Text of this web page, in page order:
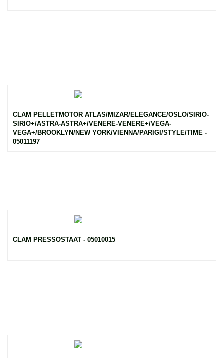
CLAM PELLETMOTOR ATLAS/MIZAR/ELEGANCE/OSLO/SIRIO-
SIRIO+/ASTRA-ASTRA+/VENERE-VENERE+/VEGA-
VEGA+/BROOKLYN/NEW YORK/VIENNA/PARIGI/STYLE/TIME -
05011197
CLAM PRESSOSTAAT - 05010015